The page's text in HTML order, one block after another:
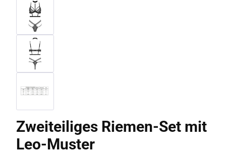
Zweiteiliges Riemen-Set mit
Leo-Muster